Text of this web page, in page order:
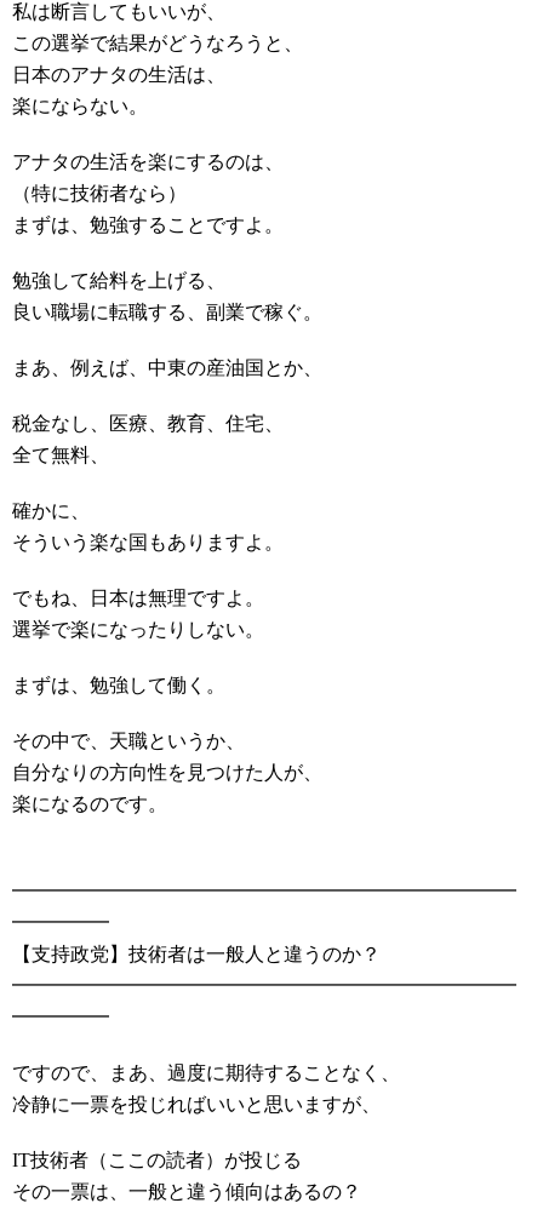
私は断言してもいいが、
この選挙で結果がどうなろうと、
日本のアナタの生活は、
楽にならない。
アナタの生活を楽にするのは、
（特に技術者なら）
まずは、勉強することですよ。
勉強して給料を上げる、
良い職場に転職する、副業で稼ぐ。
まあ、例えば、中東の産油国とか、
税金なし、医療、教育、住宅、
全て無料、
確かに、
そういう楽な国もありますよ。
でもね、日本は無理ですよ。
選挙で楽になったりしない。
まずは、勉強して働く。
その中で、天職というか、
自分なりの方向性を見つけた人が、
楽になるのです。
━━━━━━━━━━━━━━━━━━━━━━━━━━
━━━━━
【支持政党】技術者は一般人と違うのか？
━━━━━━━━━━━━━━━━━━━━━━━━━━
━━━━━
ですので、まあ、過度に期待することなく、
冷静に一票を投じればいいと思いますが、
IT技術者（ここの読者）が投じる
その一票は、一般と違う傾向はあるの？